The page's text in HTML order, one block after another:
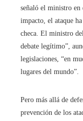
señaló el ministro en
impacto, el ataque
checa. El ministro
debate legítimo”,
legislaciones, “en
lugares del mundo”.
Pero más allá de
prevención de los